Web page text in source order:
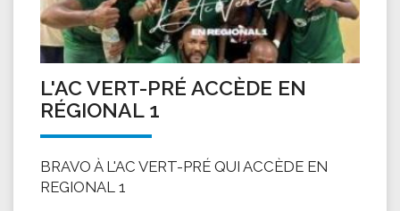
L'AC VERT-PRÉ ACCÈDE EN
RÉGIONAL 1
BRAVO À L'AC VERT-PRÉ QUI ACCÈDE EN
REGIONAL 1